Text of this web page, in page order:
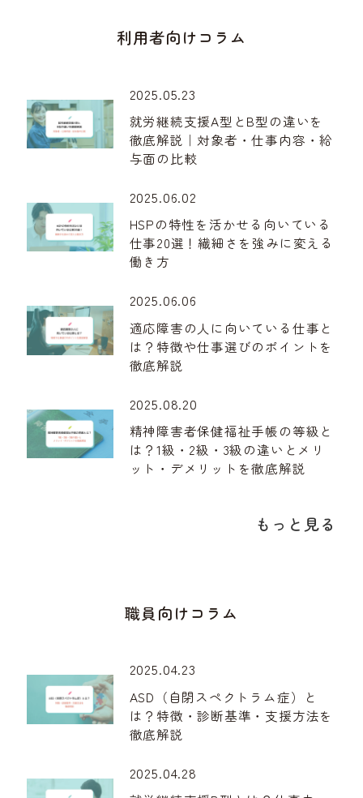
利用者向けコラム
2025.05.23
就労継続支援A型とB型の違いを
徹底解説｜対象者・仕事内容・給
与面の比較
2025.06.02
HSPの特性を活かせる向いている
仕事20選！繊細さを強みに変える
働き方
2025.06.06
適応障害の人に向いている仕事と
は？特徴や仕事選びのポイントを
徹底解説
2025.08.20
精神障害者保健福祉手帳の等級と
は？1級・2級・3級の違いとメリ
ット・デメリットを徹底解説
もっと見る
職員向けコラム
2025.04.23
ASD（自閉スペクトラム症）と
は？特徴・診断基準・支援方法を
徹底解説
2025.04.28